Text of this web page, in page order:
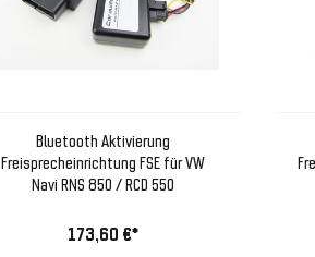
Bluetooth Aktivierung
Freisprecheinrichtung FSE für VW
Navi RNS 850 / RCD 550
173,60 €*